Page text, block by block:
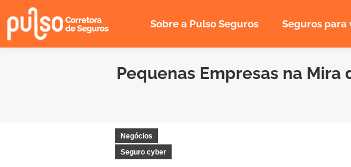
Sobre a Pulso Seguros Seguros para
Pequenas Empresas na
Negócios
Seguro cyber